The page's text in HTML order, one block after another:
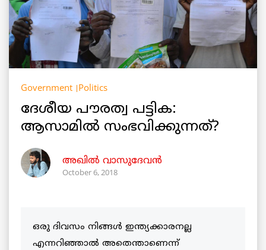
Government Politics
ദേശീയ പൗരത്വ പട്ടിക:
ആസാമില്‍ സംഭവിക്കുന്നത്?
അഖിൽ വാസുദേവൻ
October 6, 2018
ഒരു ദിവസം നിങ്ങള്‍ ഇന്ത്യക്കാരനല്ല
എന്നറിഞ്ഞാല്‍ അതെന്താണെന്ന്